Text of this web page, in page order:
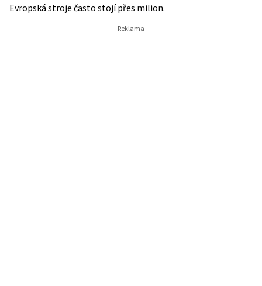
Evropská stroje často stojí přes milion.